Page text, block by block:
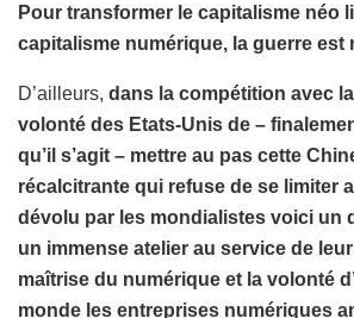
Pour transformer le capitalisme néo
capitalisme numérique, la guerre est
D’ailleurs, dans la compétition avec
volonté des Etats-Unis de –
qu’il s’agit – mettre au pas cette
récalcitrante qui refuse de se limiter
dévolu par les mondialistes voici un
un immense atelier au service de
maîtrise du numérique et la volonté
monde les entreprises numériques